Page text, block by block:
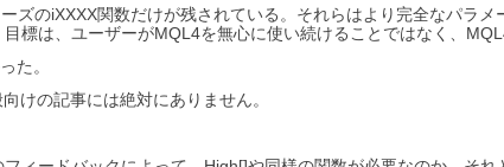
ズのiXXXX関数だけが残されている。それらはより完全なパラ
標は、ユーザーがMQL4を無心に使い続けることではなく、
た。
けの記事には絶対にありません。